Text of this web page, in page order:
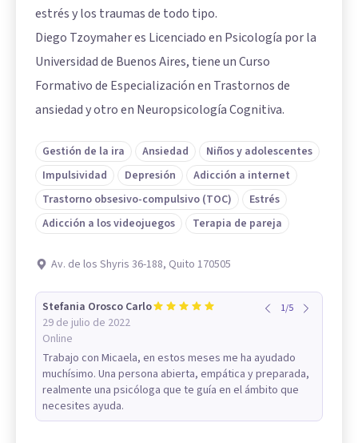
estrés y los traumas de todo tipo.
Diego Tzoymaher es Licenciado en Psicología por la
Universidad de Buenos Aires, tiene un Curso
Formativo de Especialización en Trastornos de
ansiedad y otro en Neuropsicología Cognitiva.
Gestión de la ira Ansiedad
Niños y adolescentes
Impulsividad
Depresión
Adicción a internet
Trastorno obsesivo-compulsivo (TOC)
Estrés
Adicción a los videojuegos
Terapia de pareja
Av. de los Shyris 36-188, Quito 170505
Stefania Orosco Carlo
29 de julio de 2022
Online
1/5
Trabajo con Micaela, en estos meses me ha ayudado
muchísimo. Una persona abierta, empática y preparada,
realmente una psicóloga que te guía en el ámbito que
necesites ayuda.